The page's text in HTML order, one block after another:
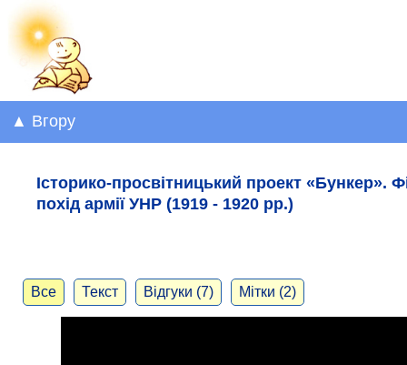
▲ Вгору
Історико-просвітницький проект «Бункер».
похід армії УНР (1919 - 1920 рр.)
Все Текст Відгуки (7) Мітки (2)